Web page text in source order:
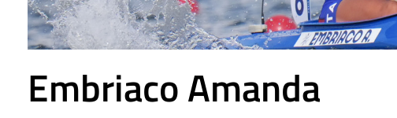
Embriaco Amanda